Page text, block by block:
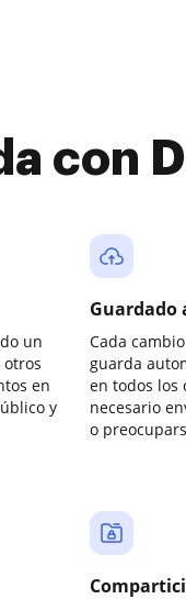
con
un
en
y
Cada
guarda
en todos los
necesario
o